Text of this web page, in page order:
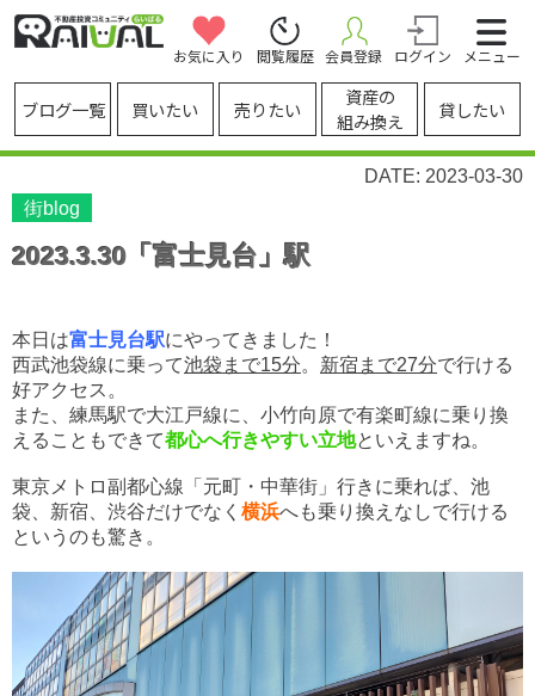
お気に入り 閲覧履歴 会員登録 ログイン メニュー
ブログ一覧 買いたい 売りたい
資産の
組み換え
貸したい
DATE: 2023-03-30
街blog
2023.3.30「富士見台」駅
本日は富士見台駅にやってきました！
西武池袋線に乗って池袋まで15分。 新宿まで27分で行ける
好アクセス。
また、練馬駅で大江戸線に、小竹向原で有楽町線に乗り換
えることもできて都心へ行きやすい立地といえますね。
東京メトロ副都心線「元町・中華街」行きに乗れば、池
袋、新宿、渋谷だけでなく 横浜へも乗り換えなしで行ける
というのも驚き。